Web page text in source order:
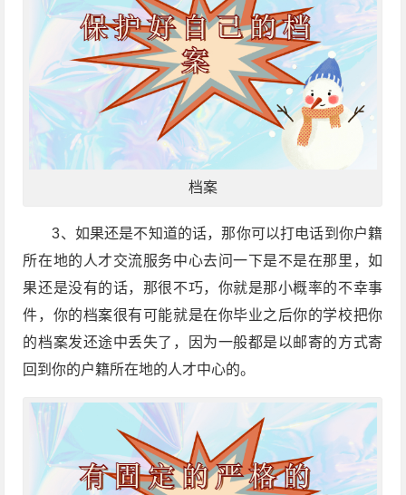
档案
3、如果还是不知道的话，那你可以打电话到你户籍
所在地的人才交流服务中心去问一下是不是在那里，如
果还是没有的话，那很不巧，你就是那小概率的不幸事
件，你的档案很有可能就是在你毕业之后你的学校把你
的档案发还途中丢失了，因为一般都是以邮寄的方式寄
回到你的户籍所在地的人才中心的。